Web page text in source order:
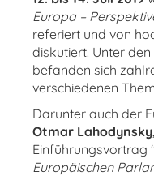
Europa –
referiert und von
diskutiert. Unter
befanden sich
verschiedenen
Darunter auch der
Otmar Lahodynsky
Einführungsvortrag
Europäischen